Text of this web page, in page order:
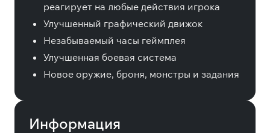
реагирует на любые действия игрока
Улучшенный графический движок
Незабываемый часы геймплея
Улучшенная боевая система
Новое оружие, броня, монстры и задания
Информация